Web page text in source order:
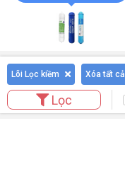
Lõi Lọc kiềm Xóa tất cả
Lọc